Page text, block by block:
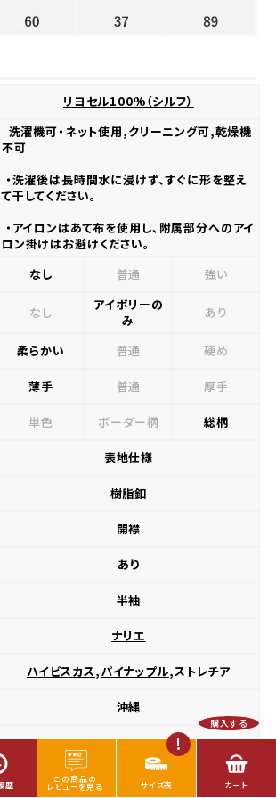
購入する
リヨセル100%（シルフ）
洗濯機可・ネット使用,クリーニング可,乾燥機
不可
・洗濯後は長時間水に浸けず、すぐに形を整え
て干してください。
・アイロンはあて布を使用し、附属部分へのアイ
ロン掛けはお避けください。
なし 普通 強い
なし
アイボリーの
み
あり
柔らかい 普通 硬め
薄手 普通 厚手
単色 ボーダー柄 総柄
表地仕様
樹脂釦
開襟
あり
半袖
ナリエ
ハイビスカス,パイナップル,ストレチア
沖縄
MANGOHOUSE